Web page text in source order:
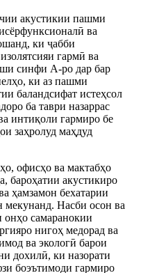
акустикии пашми
ва
ки ҷабби
гармӣ ва
синфи А-ро дар бар
ки аз пашми
баландсифат истеҳсол
ба таври назаррас
интиқоли гармиро бе
заҳролуд маҳдуд
офисҳо ва мактабҳо
бароҳатии акустикиро
ҳамзамон бехатарии
мекунанд. Насби осон ва
онҳо самаранокии
нигоҳ медорад ва
ва экологӣ барои
дохилӣ, ки назорати
боэътимоди гармиро